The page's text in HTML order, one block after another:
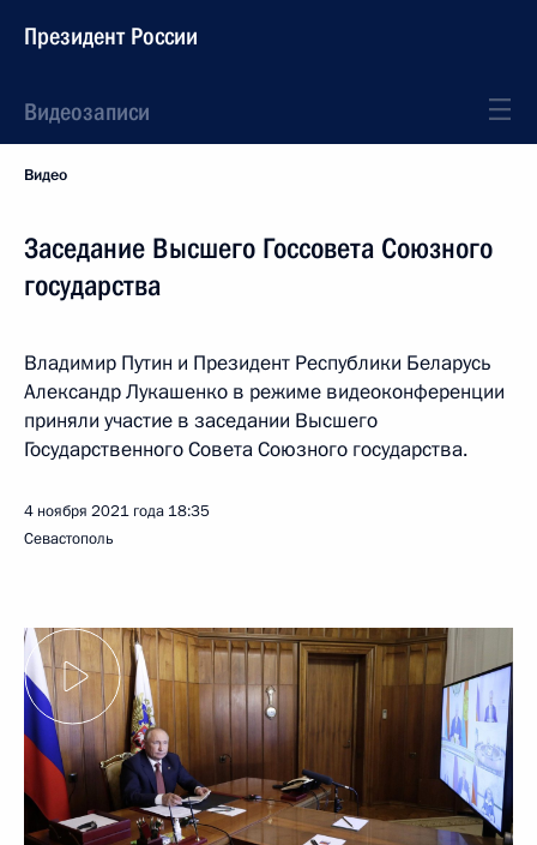
Президент России
Видеозаписи
Видео
Заседание Высшего Госсовета Союзного
государства
Владимир Путин и Президент Республики Беларусь
Александр Лукашенко в режиме видеоконференции
приняли участие в заседании Высшего
Государственного Совета Союзного государства.
4 ноября 2021 года 18:35
Севастополь